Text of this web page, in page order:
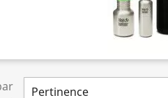
Pertinence